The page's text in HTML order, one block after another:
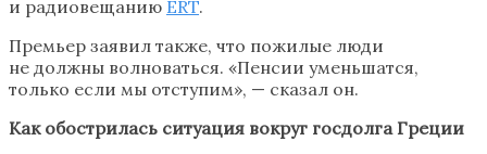
и радиовещанию ERT.
Премьер заявил также, что пожилые люди
не должны волноваться. «Пенсии уменьшатся,
только если мы отступим», — сказал он.
Как обострилась ситуация вокруг госдолга Греции